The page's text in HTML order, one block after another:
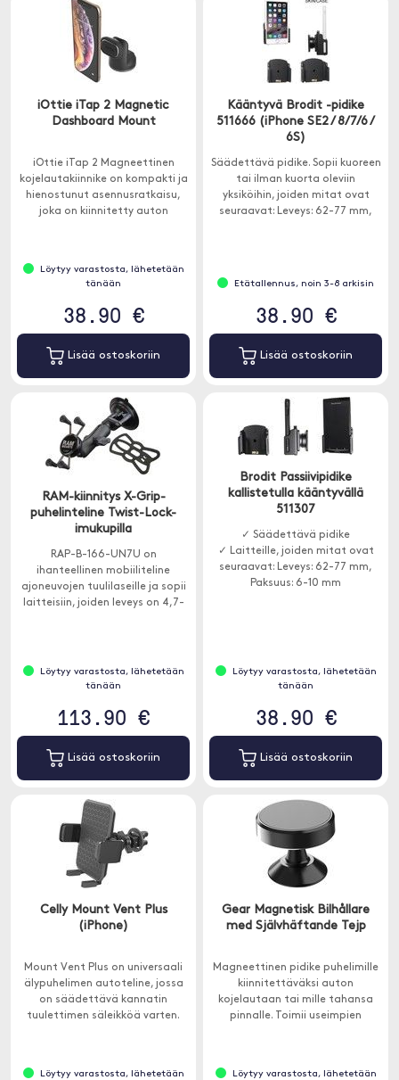
iOttie iTap 2 Magnetic
Dashboard Mount
iOttie iTap 2 Magneettinen
kojelautakiinnike on kompakti ja
hienostunut asennusratkaisu,
joka on kiinnitetty auton
Löytyy varastosta, lähetetään
tänään
38.90 €
Lisää ostoskoriin
Kääntyvä Brodit -pidike
511666 (iPhone SE2 / 8/7/6 /
6S)
Säädettävä pidike. Sopii kuoreen
tai ilman kuorta oleviin
yksiköihin, joiden mitat ovat
seuraavat: Leveys: 62-77 mm,
Etätallennus, noin 3-8 arkisin
38.90 €
Lisää ostoskoriin
RAM-kiinnitys X-Grip-
puhelinteline Twist-Lock-
imukupilla
RAP-B-166-UN7U on
ihanteellinen mobiiliteline
ajoneuvojen tuulilaseille ja sopii
laitteisiin, joiden leveys on 4,7-
Löytyy varastosta, lähetetään
tänään
113.90 €
Lisää ostoskoriin
Brodit Passiivipidike
kallistetulla kääntyvällä
511307
✓ Säädettävä pidike
✓ Laitteille, joiden mitat ovat
seuraavat: Leveys: 62-77 mm,
Paksuus: 6-10 mm
Löytyy varastosta, lähetetään
tänään
38.90 €
Lisää ostoskoriin
Celly Mount Vent Plus
(iPhone)
Mount Vent Plus on universaali
älypuhelimen autoteline, jossa
on säädettävä kannatin
tuulettimen säleikköä varten.
Löytyy varastosta, lähetetään
Gear Magnetisk Bilhållare
med Självhäftande Tejp
Magneettinen pidike puhelimille
kiinnitettäväksi auton
kojelautaan tai mille tahansa
pinnalle. Toimii useimpien
Löytyy varastosta, lähetetään